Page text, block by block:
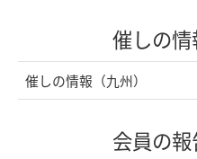
催しの情
催しの情報（九州）
会員の報